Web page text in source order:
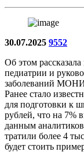
30.07.2025 9552
Об этом
педиатрии и
заболеваний
Ранее стало
для подготовки к
рублей, что на 7%
данным
тратили более 4
будет стоить